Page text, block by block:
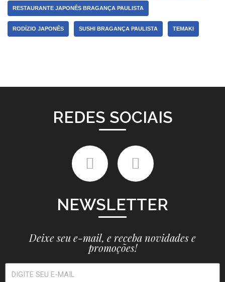
RESTAURANTE JAPONÊS BRAGANÇA PAULISTA
RODÍZIO JAPONÊS SUSHI BRAGANÇA PAULISTA TEMAKI
REDES SOCIAIS
NEWSLETTER
Deixe seu e-mail, e receba novidades e
promoções!